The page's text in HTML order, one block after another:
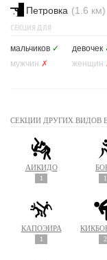
Петровка (1.6 км)
СЕКЦИЯ ДЛЯ
мальчиков ✓ девочек
мужчин ✗ женщин
СЕКЦИИ ДРУГИХ ВИДОВ
АЙКИДО
1 1
КАПОЭЙРА
1 2